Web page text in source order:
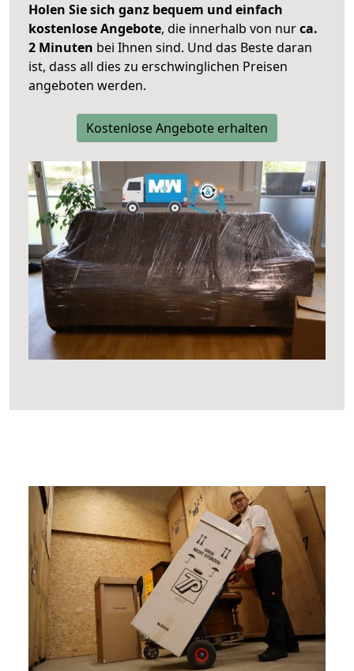
Holen Sie sich ganz bequem und einfach
kostenlose Angebote, die innerhalb von nurca.
2 Minuten bei Ihnen sind. Und das Beste daran
ist, dass all dies zu erschwinglichen Preisen
angeboten werden.
Kostenlose Angebote erhalten